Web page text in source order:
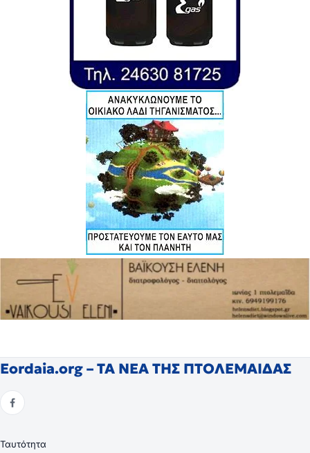
Eordaia.org – ΤΑ ΝΕΑ ΤΗΣ ΠΤΟΛΕΜΑΙΔΑΣ
Ταυτότητα